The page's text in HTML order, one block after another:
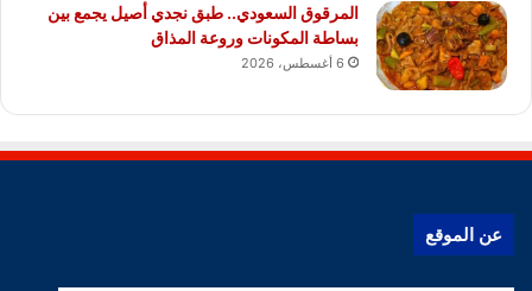
المرقوق السعودي.. طبق نجدي أصيل يجمع بين
بساطة المكونات وروعة المذاق
6 أغسطس، 2026
عن الموقع